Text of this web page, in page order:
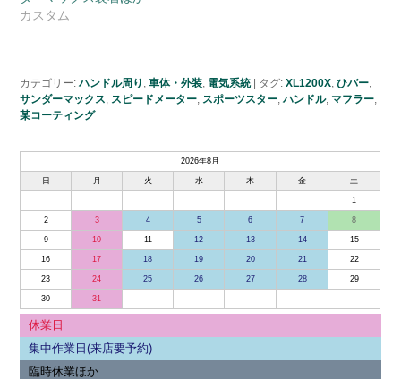
カスタム
カテゴリー: ハンドル周り , 車体・外装, 電気系統 | タグ: XL1200X, ひバー,
サンダーマックス, スピードメーター, スポーツスター,ハンドル, マフラー,
某コーティング
2026年8月
日 月 火 水 木 金 土
1
2 3 4 5 6 7 8
9 10 11 12 13 14 15
16 17 18 19 20 21 22
23 24 25 26 27 28 29
30 31
休業日
集中作業日(来店要予約)
臨時休業ほか